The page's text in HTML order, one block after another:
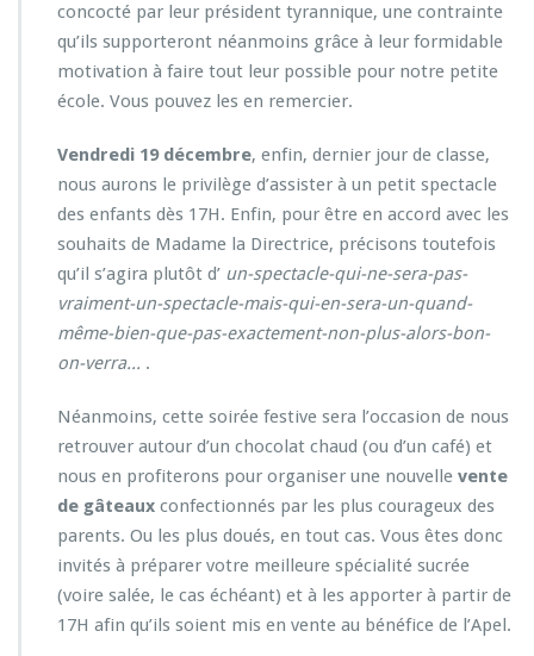
concocté par leur président tyrannique, une contrainte
qu’ils supporteront néanmoins grâce à leur formidable
motivation à faire tout leur possible pour notre petite
école. Vous pouvez les en remercier.
Vendredi 19 décembre, enfin, dernier jour de classe,
nous aurons le privilège d’assister à un petit spectacle
des enfants dès 17H. Enfin, pour être en accord avec les
souhaits de Madame la Directrice, précisons toutefois
qu’il s’agira plutôt d’ un-spectacle-qui-ne-sera-pas-
vraiment-un-spectacle-mais-qui-en-sera-un-quand-
même-bien-que-pas-exactement-non-plus-alors-bon-
on-verra... .
Néanmoins, cette soirée festive sera l’occasion de nous
retrouver autour d’un chocolat chaud (ou d’un café) et
nous en profiterons pour organiser une nouvelle vente
de gâteaux confectionnés par les plus courageux des
parents. Ou les plus doués, en tout cas. Vous êtes donc
invités à préparer votre meilleure spécialité sucrée
(voire salée, le cas échéant) et à les apporter à partir de
17H afin qu’ils soient mis en vente au bénéfice de l’Apel.